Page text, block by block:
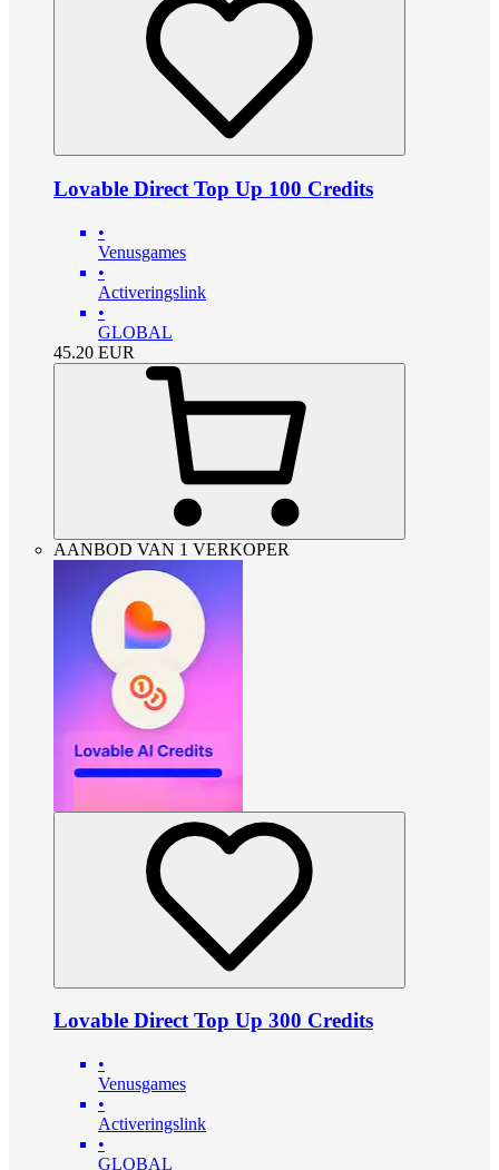
Lovable Direct Top Up 100 Credits
•
Venusgames
•
Activeringslink
•
GLOBAL
45.20 EUR
AANBOD VAN 1 VERKOPER
Lovable Direct Top Up 300 Credits
•
Venusgames
•
Activeringslink
•
GLOBAL